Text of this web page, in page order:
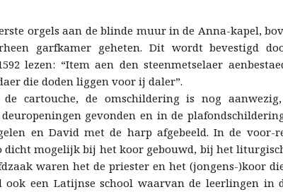
orgels aan de blinde muur in de Anna-kapel,
garfkamer geheten. Dit wordt bevestigd
lezen: “Item aen den steenmetselaer
die doden liggen voor ij daler”.
cartouche, de omschildering is nog
gevonden en in de
en David met de harp afgebeeld. In de voor-
dicht mogelijk bij het koor gebouwd, bij het
waren het de priester en het (jongens-)koor
een Latijnse school waarvan de leerlingen in